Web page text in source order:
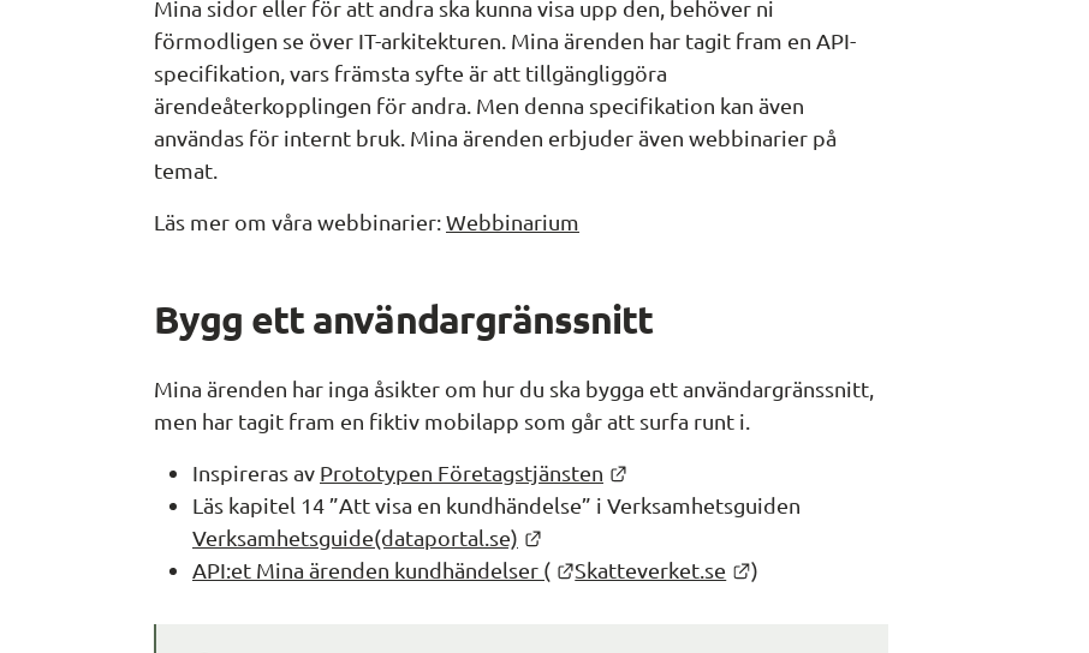
Mina sidor eller för att andra ska kunna visa upp den, behöver ni
förmodligen se över IT-arkitekturen. Mina ärenden har tagit fram en API-
specifikation, vars främsta syfte är att tillgängliggöra
ärendeåterkopplingen för andra. Men denna specifikation kan även
användas för internt bruk. Mina ärenden erbjuder även webbinarier på
temat.
Läs mer om våra webbinarier: Webbinarium
Bygg ett användargränssnitt
Mina ärenden har inga åsikter om hur du ska bygga ett användargränssnitt,
men har tagit fram en fiktiv mobilapp som går att surfa runt i.
Inspireras av Prototypen Företagstjänsten
Verksamhetsguide(dataportal.se)
API:et Mina ärenden kundhändelser (
Länk till annan webbplats.
Skatteverket.se Länk till annan webbplats.
)